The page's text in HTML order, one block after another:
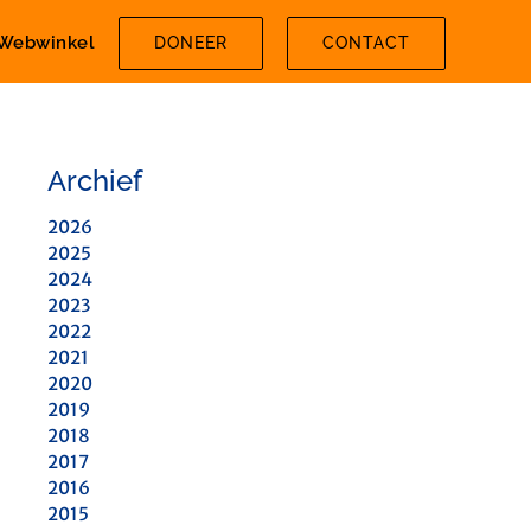
DONEER CONTACT
Archief
2026
2025
2024
2023
2022
2021
2020
2019
2018
2017
2016
2015